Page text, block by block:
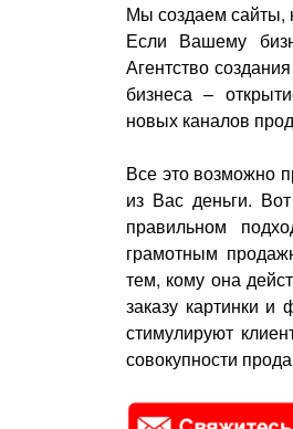
Мы создаем сайты,
Если Вашему
Агентство
бизнеса –
новых каналов
Все это возможно
из Вас деньги.
правильном
грамотным
тем, кому она
заказу картинки и
стимулируют
совокупности